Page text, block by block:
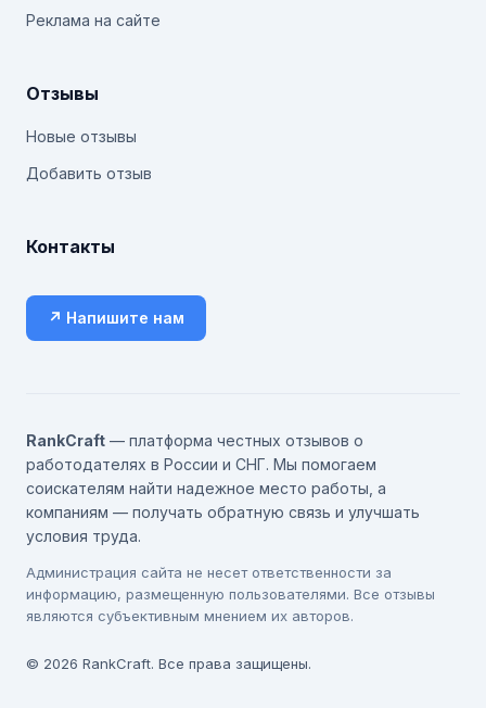
Реклама на сайте
Отзывы
Новые отзывы
Добавить отзыв
Контакты
↗ Напишите нам
RankCraft — платформа честных отзывов о
работодателях в России и СНГ. Мы помогаем
соискателям найти надежное место работы, а
компаниям — получать обратную связь и улучшать
условия труда.
Администрация сайта не несет ответственности за
информацию, размещенную пользователями. Все отзывы
являются субъективным мнением их авторов.
© 2026 RankCraft. Все права защищены.